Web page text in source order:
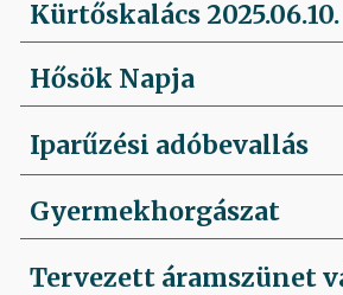
Kürtőskalács 2025.06.10.
Hősök Napja
Iparűzési adóbevallás
Gyermekhorgászat
Tervezett áramszünet